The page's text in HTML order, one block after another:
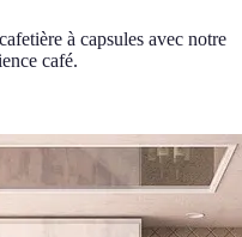
à capsules avec notre
café.